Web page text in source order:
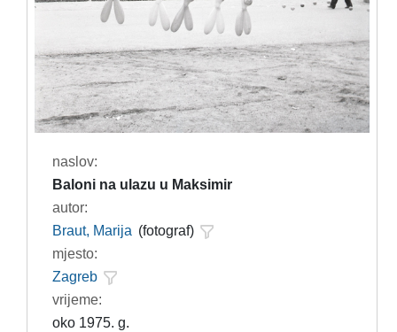
naslov:
Baloni na ulazu u Maksimir
autor:
Braut, Marija (fotograf)
mjesto:
Zagreb
vrijeme:
oko 1975. g.